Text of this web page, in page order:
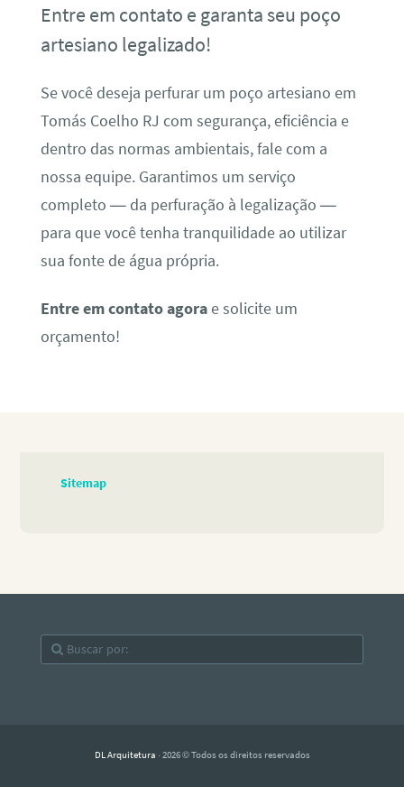
Entre em contato e garanta seu poço
artesiano legalizado!
Se você deseja perfurar um poço artesiano em
Tomás Coelho RJ com segurança, eficiência e
dentro das normas ambientais, fale com a
nossa equipe. Garantimos um serviço
completo — da perfuração à legalização —
para que você tenha tranquilidade ao utilizar
sua fonte de água própria.
Entre em contato agorae solicite um
orçamento!
Sitemap
DL Arquitetura · 2026 © Todos os direitos reservados